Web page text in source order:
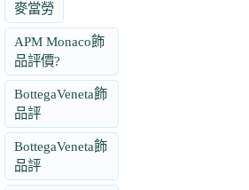
麥當勞
APM Monaco飾
品評價?
BottegaVeneta飾
品評
BottegaVeneta飾
品評